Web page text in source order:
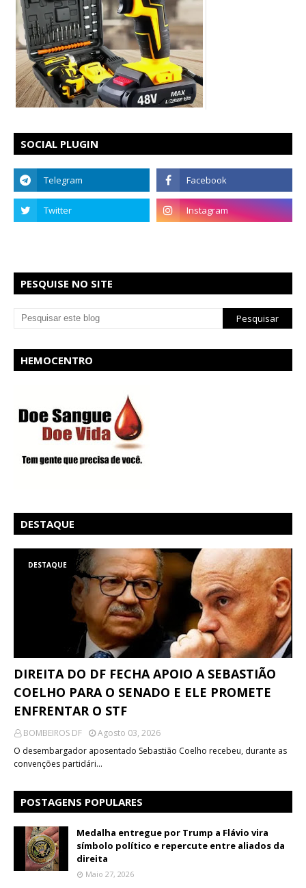
SOCIAL PLUGIN
PESQUISE NO SITE
HEMOCENTRO
DESTAQUE
DESTAQUE
DIREITA DO DF FECHA APOIO A SEBASTIÃO
COELHO PARA O SENADO E ELE PROMETE
ENFRENTAR O STF
BOMBEIROS DF
Agosto 03, 2026
O desembargador aposentado Sebastião Coelho recebeu, durante as
convenções partidári…
POSTAGENS POPULARES
Medalha entregue por Trump a Flávio vira
símbolo político e repercute entre aliados da
direita
Maio 27, 2026